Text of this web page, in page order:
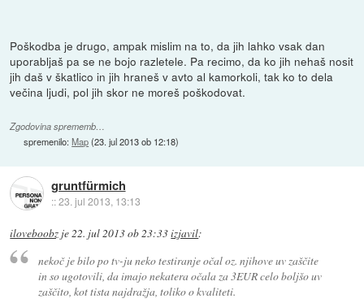
Poškodba je drugo, ampak mislim na to, da jih lahko vsak dan
uporabljaš pa se ne bojo razletele. Pa recimo, da ko jih nehaš nosit
jih daš v škatlico in jih hraneš v avto al kamorkoli, tak ko to dela
večina ljudi, pol jih skor ne moreš poškodovat.
Zgodovina sprememb…
spremenilo:Map(23. jul 2013 ob 12:18)
gruntfürmich
::23. jul 2013, 13:13
iloveboobz je22. jul 2013 ob 23:33izjavil:
nekoč je bilo po tv-ju neko testiranje očal oz. njihove uv zaščite
in so ugotovili, da imajo nekatera očala za 3EUR celo boljšo uv
zaščito, kot tista najdražja, toliko o kvaliteti.